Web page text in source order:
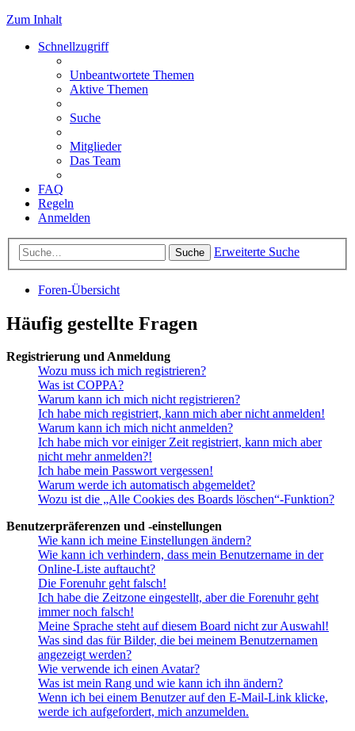
Zum Inhalt
Schnellzugriff
Unbeantwortete Themen
Aktive Themen
Suche
Mitglieder
Das Team
FAQ
Regeln
Anmelden
Suche Erweiterte Suche
Foren-Übersicht
Häufig gestellte Fragen
Registrierung und Anmeldung
Wozu muss ich mich registrieren?
Was ist COPPA?
Warum kann ich mich nicht registrieren?
Ich habe mich registriert, kann mich aber nicht anmelden!
Warum kann ich mich nicht anmelden?
Ich habe mich vor einiger Zeit registriert, kann mich aber
nicht mehr anmelden?!
Ich habe mein Passwort vergessen!
Warum werde ich automatisch abgemeldet?
Wozu ist die „Alle Cookies des Boards löschen“-Funktion?
Benutzerpräferenzen und -einstellungen
Wie kann ich meine Einstellungen ändern?
Wie kann ich verhindern, dass mein Benutzername in der
Online-Liste auftaucht?
Die Forenuhr geht falsch!
Ich habe die Zeitzone eingestellt, aber die Forenuhr geht
immer noch falsch!
Meine Sprache steht auf diesem Board nicht zur Auswahl!
Was sind das für Bilder, die bei meinem Benutzernamen
angezeigt werden?
Wie verwende ich einen Avatar?
Was ist mein Rang und wie kann ich ihn ändern?
Wenn ich bei einem Benutzer auf den E-Mail-Link klicke,
werde ich aufgefordert, mich anzumelden.